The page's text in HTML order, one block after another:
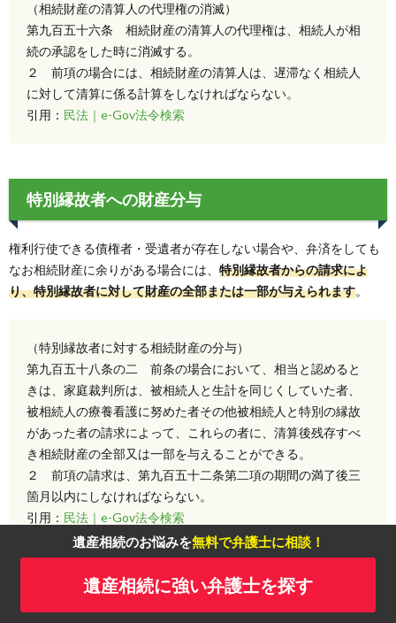
遺産相続のお悩みを無料で弁護士に相談！
遺産相続に強い弁護士を探す
（相続財産の清算人の代理権の消滅）
第九百五十六条 相続財産の清算人の代理権は、相続人が相
続の承認をした時に消滅する。
２ 前項の場合には、相続財産の清算人は、遅滞なく相続人
に対して清算に係る計算をしなければならない。
引用： 民法｜e-Gov法令検索
特別縁故者への財産分与
権利行使できる債権者・受遺者が存在しない場合や、弁済をしても
なお相続財産に余りがある場合には、 特別縁故者からの請求によ
り、特別縁故者に対して財産の全部または一部が与えられます。
（特別縁故者に対する相続財産の分与）
第九百五十八条の二 前条の場合において、相当と認めると
きは、家庭裁判所は、被相続人と生計を同じくしていた者、
被相続人の療養看護に努めた者その他被相続人と特別の縁故
があった者の請求によって、これらの者に、清算後残存すべ
き相続財産の全部又は一部を与えることができる。
２ 前項の請求は、第九百五十二条第二項の期間の満了後三
箇月以内にしなければならない。
引用： 民法｜e-Gov法令検索
特別縁故者として相続財産を受け取ることができるのは、被相続人
と生計を同じくしていた者、被相続人の療養看護に努めていた者な
どが挙げられます。